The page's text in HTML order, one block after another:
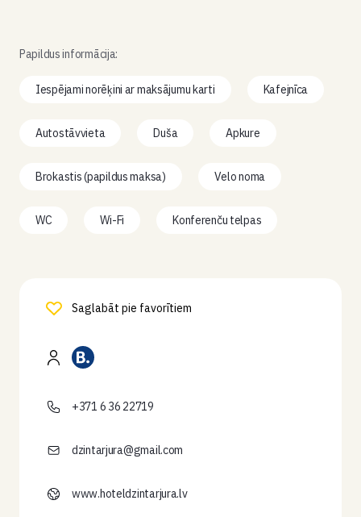
Papildus informācija:
Iespējami norēķini ar maksājumu karti Kafejnīca
Autostāvvieta Duša Apkure
Brokastis (papildus maksa) Velo noma
WC Wi-Fi Konferenču telpas
Saglabāt pie favorītiem
+371 6 36 22719
dzintarjura@gmail.com
www.hoteldzintarjura.lv